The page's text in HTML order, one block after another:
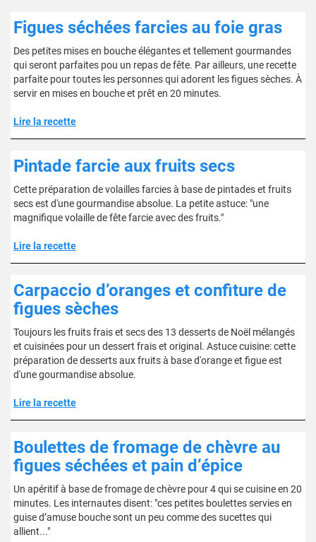
Figues séchées farcies au foie gras
Des petites mises en bouche élégantes et tellement gourmandes
qui seront parfaites pou un repas de fête. Par ailleurs, une recette
parfaite pour toutes les personnes qui adorent les figues sèches. À
servir en mises en bouche et prêt en 20 minutes.
Lire la recette
Pintade farcie aux fruits secs
Cette préparation de volailles farcies à base de pintades et fruits
secs est d'une gourmandise absolue. La petite astuce: "une
magnifique volaille de fête farcie avec des fruits."
Lire la recette
Carpaccio d’oranges et confiture de
figues sèches
Toujours les fruits frais et secs des 13 desserts de Noël mélangés
et cuisinées pour un dessert frais et original. Astuce cuisine: cette
préparation de desserts aux fruits à base d'orange et figue est
d'une gourmandise absolue.
Lire la recette
Boulettes de fromage de chèvre au
figues séchées et pain d’épice
Un apéritif à base de fromage de chèvre pour 4 qui se cuisine en 20
minutes. Les internautes disent: "ces petites boulettes servies en
guise d’amuse bouche sont un peu comme des sucettes qui
allient..."